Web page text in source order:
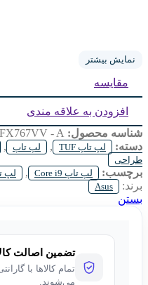
نمایش بیشتر
مقایسه
افزودن به علاقه مندی
شناسه محصول: - A
دسته:
لپ تاپ TUF , لپ تاپ ,
طراحی
برچسب: لپ تاپ Core i9 , لپ
برند: Asus
بستن
تضمین اصالت
تمام کالاها با
می‌شوند.